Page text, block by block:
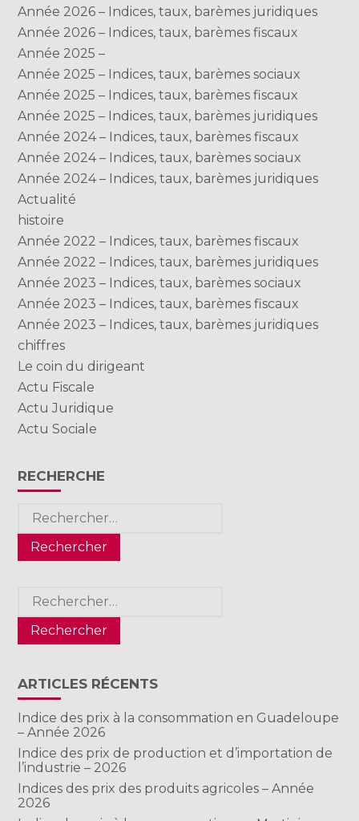
Année 2026 – Indices, taux, barèmes juridiques
Année 2026 – Indices, taux, barèmes fiscaux
Année 2025 –
Année 2025 – Indices, taux, barèmes sociaux
Année 2025 – Indices, taux, barèmes fiscaux
Année 2025 – Indices, taux, barèmes juridiques
Année 2024 – Indices, taux, barèmes fiscaux
Année 2024 – Indices, taux, barèmes sociaux
Année 2024 – Indices, taux, barèmes juridiques
Actualité
histoire
Année 2022 – Indices, taux, barèmes fiscaux
Année 2022 – Indices, taux, barèmes juridiques
Année 2023 – Indices, taux, barèmes sociaux
Année 2023 – Indices, taux, barèmes fiscaux
Année 2023 – Indices, taux, barèmes juridiques
chiffres
Le coin du dirigeant
Actu Fiscale
Actu Juridique
Actu Sociale
RECHERCHE
Rechercher :
Rechercher :
ARTICLES RÉCENTS
Indice des prix à la consommation en Guadeloupe
– Année 2026
Indice des prix de production et d’importation de
l’industrie – 2026
Indices des prix des produits agricoles – Année
2026